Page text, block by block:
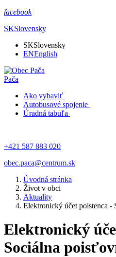
facebook
SKSlovensky
SKSlovensky
ENEnglish
Pača
Ako vybaviť
Autobusové spojenie
Úradná tabuľa
+421 587 883 020
obec.paca@centrum.sk
Úvodná stránka
Život v obci
Aktuality
Elektronický účet poistenca -
Elektronický
Sociálna